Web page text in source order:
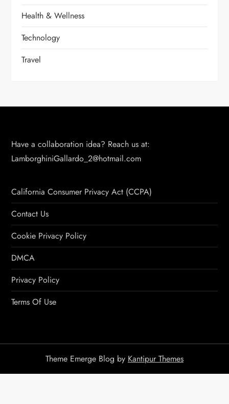
Health & Wellness
Technology
Travel
Have a collaboration idea? Reach us at:
LamborghiniGallardo_2@hotmail.com
California Consumer Privacy Act (CCPA)
Contact Us
Cookie Privacy Policy
DMCA
Privacy Policy
Terms Of Use
Theme Emerge Blog by Kantipur Themes